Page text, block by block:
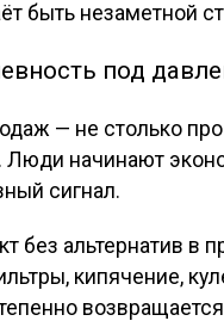
быть незаметной
под
— не столько
Люди начинают
сигнал.
без альтернатив
кипячение,